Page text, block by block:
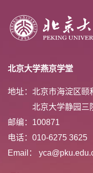
北京大学燕京学堂
地址：北京市海淀区颐
北京大学静园三
邮编：100871
电话：010-6275 3625
Email：